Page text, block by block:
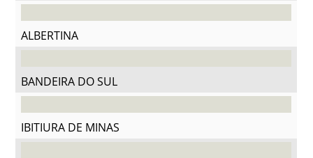
ALBERTINA
BANDEIRA DO SUL
IBITIURA DE MINAS